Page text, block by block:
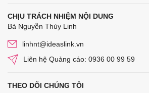
CHỊU TRÁCH NHIỆM NỘI DUNG
Bà Nguyễn Thùy Linh
linhnt@ideaslink.vn
Liên hệ Quảng cáo: 0936 00 99 59
THEO DÕI CHÚNG TÔI